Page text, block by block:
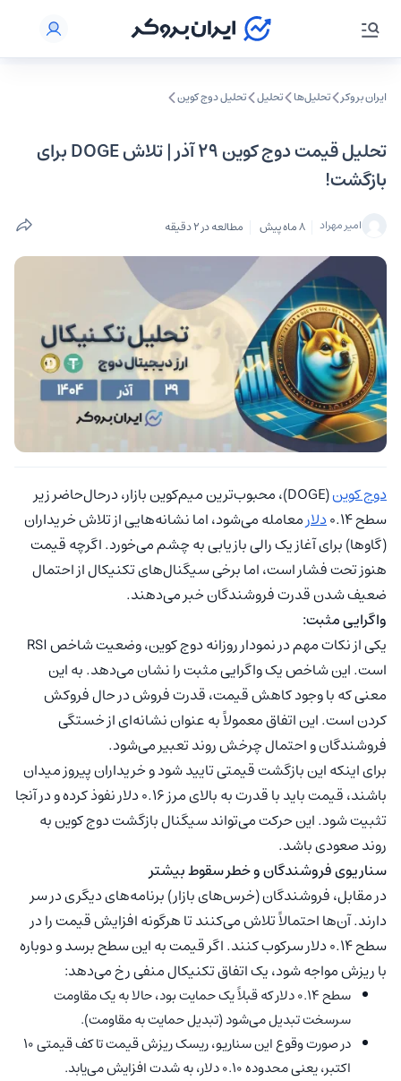
ایران بروکر تحلیل‌ها تحلیل‌ تحلیل دوج کوین
تحلیل قیمت دوج کوین ۲۹ آذر | تلاش DOGE برای
بازگشت!
امیر مهراد 8 ماه پیش مطالعه در 2 دقیقه
دوج کوین
(DOGE)، محبوب‌ترین میم‌کوین بازار، درحال‌حاضر زیر
سطح ۰.۱۴
دلارمعامله می‌شود، اما نشانه‌هایی از تلاش خریداران
(گاوها) برای آغاز یک رالی بازیابی به چشم می‌خورد. اگرچه قیمت
هنوز تحت فشار است، اما برخی سیگنال‌های تکنیکال از احتمال
ضعیف شدن قدرت فروشندگان خبر می‌دهند.
واگرایی مثبت:
یکی از نکات مهم در نمودار روزانه دوج کوین، وضعیت شاخص RSI
است. این شاخص یک واگرایی مثبت را نشان می‌دهد. به این
معنی که با وجود کاهش قیمت، قدرت فروش در حال فروکش
کردن است. این اتفاق معمولاً به عنوان نشانه‌ای از خستگی
فروشندگان و احتمال چرخش روند تعبیر می‌شود.
برای اینکه این بازگشت قیمتی تایید شود و خریداران پیروز میدان
باشند، قیمت باید با قدرت به بالای مرز ۰.۱۶ دلار نفوذ کرده و در آنجا
تثبیت شود. این حرکت می‌تواند سیگنال بازگشت دوج کوین به
روند صعودی باشد.
سناریوی فروشندگان و خطر سقوط بیشتر
در مقابل، فروشندگان (خرس‌های بازار) برنامه‌های دیگری در سر
دارند. آن‌ها احتمالاً تلاش می‌کنند تا هرگونه افزایش قیمت را در
سطح ۰.۱۴ دلار سرکوب کنند. اگر قیمت به این سطح برسد و دوباره
با ریزش مواجه شود، یک اتفاق تکنیکال منفی رخ می‌دهد:
سطح ۰.۱۴ دلار که قبلاً یک حمایت بود، حالا به یک مقاومت
سرسخت تبدیل می‌شود (تبدیل حمایت به مقاومت).
در صورت وقوع این سناریو، ریسک ریزش قیمت تا کف قیمتی ۱۰
اکتبر، یعنی محدوده ۰.۱۰ دلار، به شدت افزایش می‌یابد.